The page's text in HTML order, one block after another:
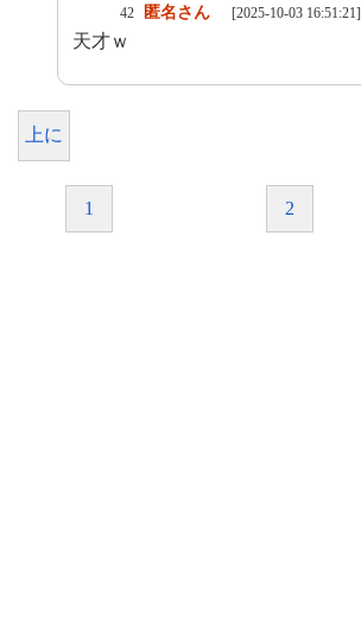
42 匿名さん [2025-10-03 16:51:21]
天才ｗ
上に
1 2